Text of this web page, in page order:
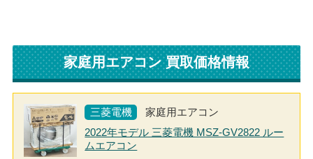
家庭用エアコン 買取価格情報
三菱電機
家庭用エアコン
2022年モデル 三菱電機 MSZ-GV2822 ルー
ムエアコン